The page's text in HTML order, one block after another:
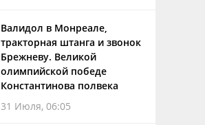
Валидол в Монреале,
тракторная штанга и звонок
Брежневу. Великой
олимпийской победе
Константинова полвека
31 Июля, 06:05